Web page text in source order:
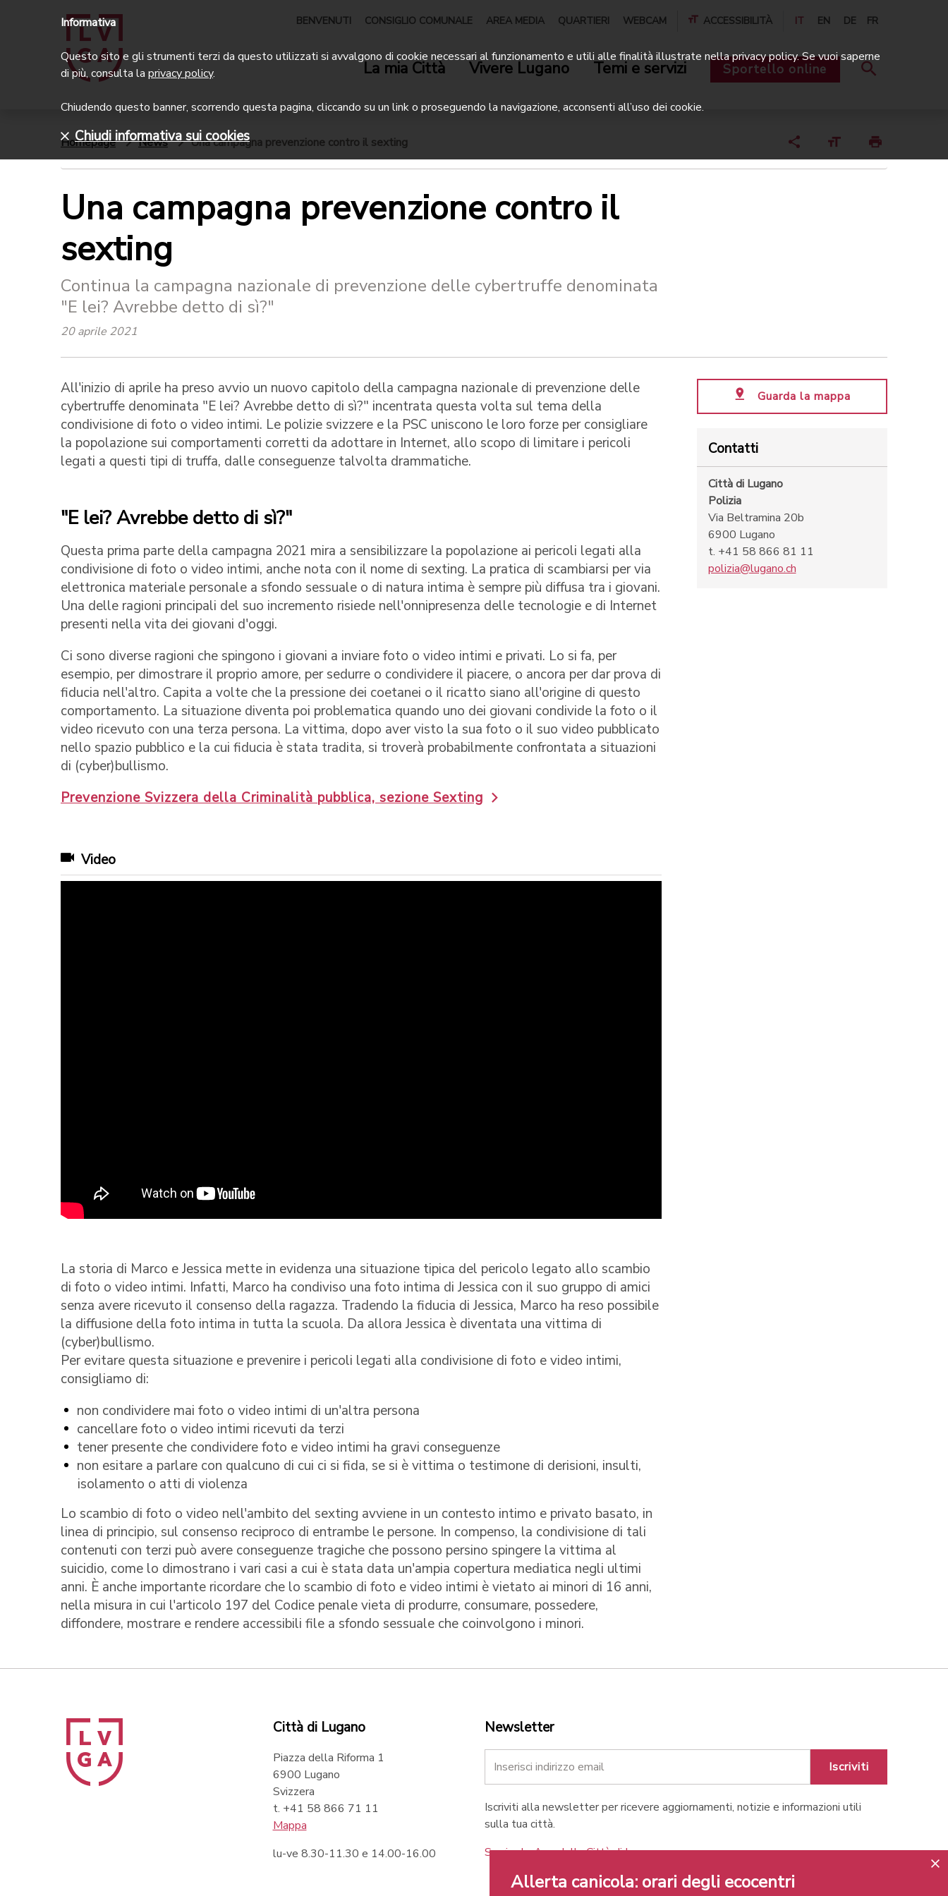
BENVENUTI CONSIGLIO COMUNALE AREA MEDIA QUARTIERI WEBCAM ACCESSIBILITÀ IT EN DE FR
La mia Città Vivere Lugano Temi e servizi Sportello online
Homepage News Una campagna prevenzione contro il sexting
Una campagna prevenzione contro il
sexting
Continua la campagna nazionale di prevenzione delle cybertruffe denominata
"E lei? Avrebbe detto di sì?"
20 aprile 2021
All'inizio di aprile ha preso avvio un nuovo capitolo della campagna nazionale di prevenzione delle
cybertruffe denominata "E lei? Avrebbe detto di sì?" incentrata questa volta sul tema della
condivisione di foto o video intimi. Le polizie svizzere e la PSC uniscono le loro forze per consigliare
la popolazione sui comportamenti corretti da adottare in Internet, allo scopo di limitare i pericoli
legati a questi tipi di truffa, dalle conseguenze talvolta drammatiche.
"E lei? Avrebbe detto di sì?"
Questa prima parte della campagna 2021 mira a sensibilizzare la popolazione ai pericoli legati alla
condivisione di foto o video intimi, anche nota con il nome di sexting. La pratica di scambiarsi per via
elettronica materiale personale a sfondo sessuale o di natura intima è sempre più diffusa tra i giovani.
Una delle ragioni principali del suo incremento risiede nell'onnipresenza delle tecnologie e di Internet
presenti nella vita dei giovani d'oggi.
Ci sono diverse ragioni che spingono i giovani a inviare foto o video intimi e privati. Lo si fa, per
esempio, per dimostrare il proprio amore, per sedurre o condividere il piacere, o ancora per dar prova di
fiducia nell'altro. Capita a volte che la pressione dei coetanei o il ricatto siano all'origine di questo
comportamento. La situazione diventa poi problematica quando uno dei giovani condivide la foto o il
video ricevuto con una terza persona. La vittima, dopo aver visto la sua foto o il suo video pubblicato
nello spazio pubblico e la cui fiducia è stata tradita, si troverà probabilmente confrontata a situazioni
di (cyber)bullismo.
Prevenzione Svizzera della Criminalità pubblica, sezione Sexting
Video
La storia di Marco e Jessica mette in evidenza una situazione tipica del pericolo legato allo scambio
di foto o video intimi. Infatti, Marco ha condiviso una foto intima di Jessica con il suo gruppo di amici
senza avere ricevuto il consenso della ragazza. Tradendo la fiducia di Jessica, Marco ha reso possibile
la diffusione della foto intima in tutta la scuola. Da allora Jessica è diventata una vittima di
(cyber)bullismo.
Per evitare questa situazione e prevenire i pericoli legati alla condivisione di foto e video intimi,
consigliamo di:
non condividere mai foto o video intimi di un'altra persona
cancellare foto o video intimi ricevuti da terzi
tener presente che condividere foto e video intimi ha gravi conseguenze
non esitare a parlare con qualcuno di cui ci si fida, se si è vittima o testimone di derisioni, insulti,
isolamento o atti di violenza
Lo scambio di foto o video nell'ambito del sexting avviene in un contesto intimo e privato basato, in
linea di principio, sul consenso reciproco di entrambe le persone. In compenso, la condivisione di tali
contenuti con terzi può avere conseguenze tragiche che possono persino spingere la vittima al
suicidio, come lo dimostrano i vari casi a cui è stata data un'ampia copertura mediatica negli ultimi
anni. È anche importante ricordare che lo scambio di foto e video intimi è vietato ai minori di 16 anni,
nella misura in cui l'articolo 197 del Codice penale vieta di produrre, consumare, possedere,
diffondere, mostrare e rendere accessibili file a sfondo sessuale che coinvolgono i minori.
Guarda la mappa
Contatti
Città di Lugano
Polizia
Via Beltramina 20b
6900 Lugano
t. +41 58 866 81 11
polizia@lugano.ch
Città di Lugano
Piazza della Riforma 1
6900 Lugano
Svizzera
t. +41 58 866 71 11
Mappa
lu-ve 8.30-11.30 e 14.00-16.00
Newsletter
Iscriviti
Iscriviti alla newsletter per ricevere aggiornamenti, notizie e informazioni utili
sulla tua città.
Scarica le App della Città di Lugano
Allerta canicola: orari degli ecocentri
Informativa
Questo sito e gli strumenti terzi da questo utilizzati si avvalgono di cookie necessari al funzionamento e utili alle finalità illustrate nella privacy policy. Se vuoi saperne
di più, consulta la privacy policy.
Chiudendo questo banner, scorrendo questa pagina, cliccando su un link o proseguendo la navigazione, acconsenti all’uso dei cookie.
Chiudi informativa sui cookies